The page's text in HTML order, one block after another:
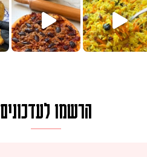
הרשמו לעדכונים